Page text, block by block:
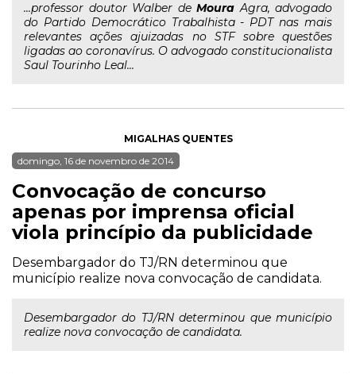
...professor doutor Walber de Moura Agra, advogado
do Partido Democrático Trabalhista - PDT nas mais
relevantes ações ajuizadas no STF sobre questões
ligadas ao coronavírus. O advogado constitucionalista
Saul Tourinho Leal...
MIGALHAS QUENTES
domingo, 16 de novembro de 2014
Convocação de concurso
apenas por imprensa oficial
viola princípio da publicidade
Desembargador do TJ/RN determinou que
município realize nova convocação de candidata.
Desembargador do TJ/RN determinou que município
realize nova convocação de candidata.